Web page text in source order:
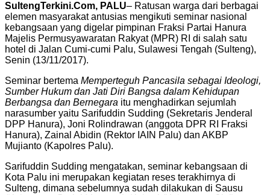
SultengTerkini.Com, PALU– Ratusan warga dari berbagai
elemen masyarakat antusias mengikuti seminar nasional
kebangsaan yang digelar pimpinan Fraksi Partai Hanura
Majelis Permusyawaratan Rakyat (MPR) RI di salah satu
hotel di Jalan Cumi-cumi Palu, Sulawesi Tengah (Sulteng),
Senin (13/11/2017).
Seminar bertema Memperteguh Pancasila sebagai Ideologi,
Sumber Hukum dan Jati Diri Bangsa dalam Kehidupan
Berbangsa dan Bernegara itu menghadirkan sejumlah
narasumber yaitu Sarifuddin Sudding (Sekretaris Jenderal
DPP Hanura), Joni Rolindrawan (anggota DPR RI Fraksi
Hanura), Zainal Abidin (Rektor IAIN Palu) dan AKBP
Mujianto (Kapolres Palu).
Sarifuddin Sudding mengatakan, seminar kebangsaan di
Kota Palu ini merupakan kegiatan reses terakhirnya di
Sulteng, dimana sebelumnya sudah dilakukan di Sausu